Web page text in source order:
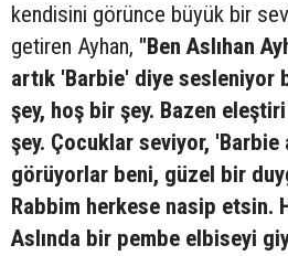
kendisini görünce büyük bir
getiren Ayhan, "Ben Aslıhan
artık 'Barbie' diye sesleniyor
şey, hoş bir şey. Bazen
şey. Çocuklar seviyor,
görüyorlar beni, güzel bir
Rabbim herkese nasip etsin.
Aslında bir pembe elbiseyi